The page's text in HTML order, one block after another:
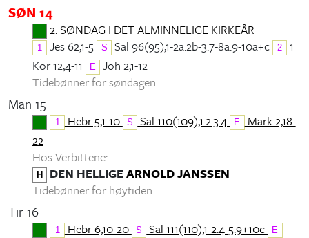
SØN 14
2. SØNDAG I DET ALMINNELIGE KIRKEÅR
1 Jes 62,1-5 S Sal 96(95),1-2a.2b-3.7-8a.9-10a+c 2
1
Kor 12,4-11
E
Joh 2,1-12
Tidebønner for søndagen
Man 15
1 Hebr 5,1-10 S Sal 110(109),1.2.3.4 E Mark 2,18-
22
Hos Verbittene:
H DEN HELLIGEARNOLD JANSSEN
Tidebønner for høytiden
Tir 16
1 Hebr 6,10-20 S Sal 111(110),1-2.4-5.9+10c E